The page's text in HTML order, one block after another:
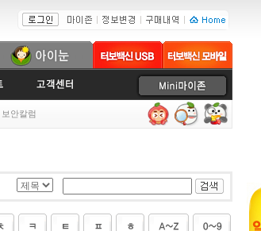
보안칼럼